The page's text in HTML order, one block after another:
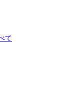
て